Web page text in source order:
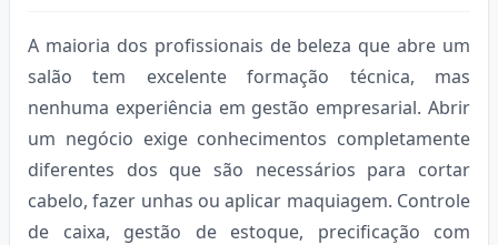
A maioria dos profissionais de beleza que abre um
salão tem excelente formação técnica, mas
nenhuma experiência em gestão empresarial. Abrir
um negócio exige conhecimentos completamente
diferentes dos que são necessários para cortar
cabelo, fazer unhas ou aplicar maquiagem. Controle
de caixa, gestão de estoque, precificação com